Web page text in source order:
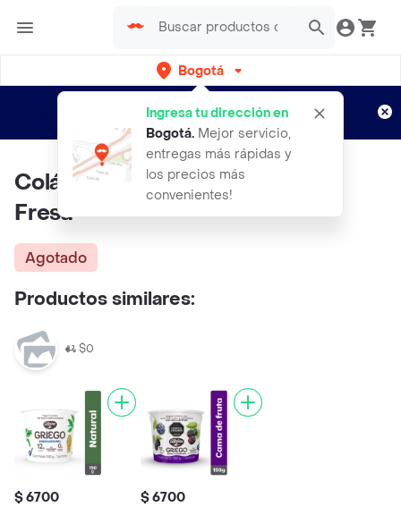
Bogotá
Ingresa tu dirección en
Bogotá. Mejor servicio,
entregas más rápidas y
los precios más
convenientes!
envíos gratis por semanas
Aplican TyC
Colácteos Yogurt Entero Dulce
Fresa
Agotado
Productos similares:
$0
$ 6700 $ 6700